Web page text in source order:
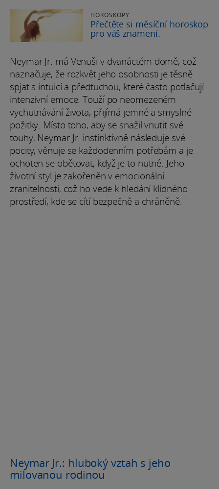
HOROSKOPY
Přečtěte si měsíční horoskop
pro váš znamení.
Neymar Jr. má Venuši v dvanáctém domě, což
naznačuje, že rozkvět jeho osobnosti je těsně
spjat s intuicí a předtuchou, které často potlačují
intenzivní emoce. Touží po neomezeném
vychutnávání života, přijímá jemné a smyslné
požitky. Místo toho, aby se snažil vnutit své
touhy, Neymar Jr. instinktivně následuje své
pocity, věnuje se každodenním potřebám a je
ochoten se obětovat, když je to nutné. Jeho
životní styl je zakořeněn v emocionální
zranitelnosti, což ho vede k hledání klidného
prostředí, kde se cítí bezpečně a chráněně.
Neymar Jr.: hluboký vztah s jeho
milovanou rodinou